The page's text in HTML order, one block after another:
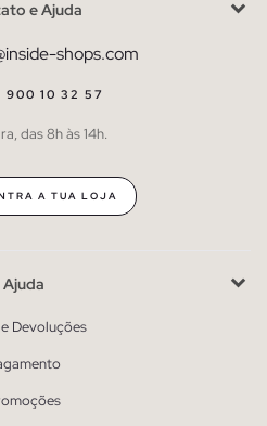
e Ajuda
shops.com
900 10 32 57
das 8h às 14h.
A TUA LOJA
Ajuda
Devoluções